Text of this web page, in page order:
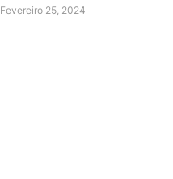
Fevereiro 25, 2024